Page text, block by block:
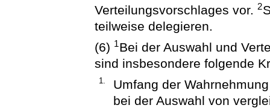
Verteilungsvorschlages vor.2
teilweise delegieren.
(6) 1Bei der Auswahl und
sind insbesondere folgende
1.
Umfang der
bei der Auswahl von